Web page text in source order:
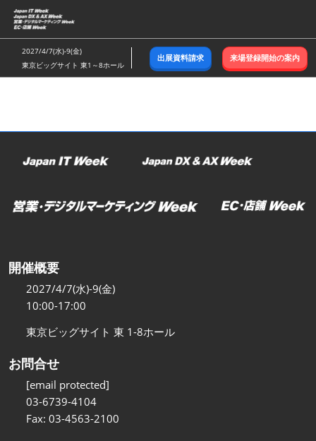
ス
キ
ッ
し
む
2027/4/7(水)-9(金)
東京ビッグサイト 東1～8ホール
出展資料請求 来場登録開始の案内
開催概要
2027/4/7(水)-9(金)
10:00-17:00
東京ビッグサイト 東 1-8ホール
お問合せ
[email protected]
03-6739-4104
Fax: 03-4563-2100